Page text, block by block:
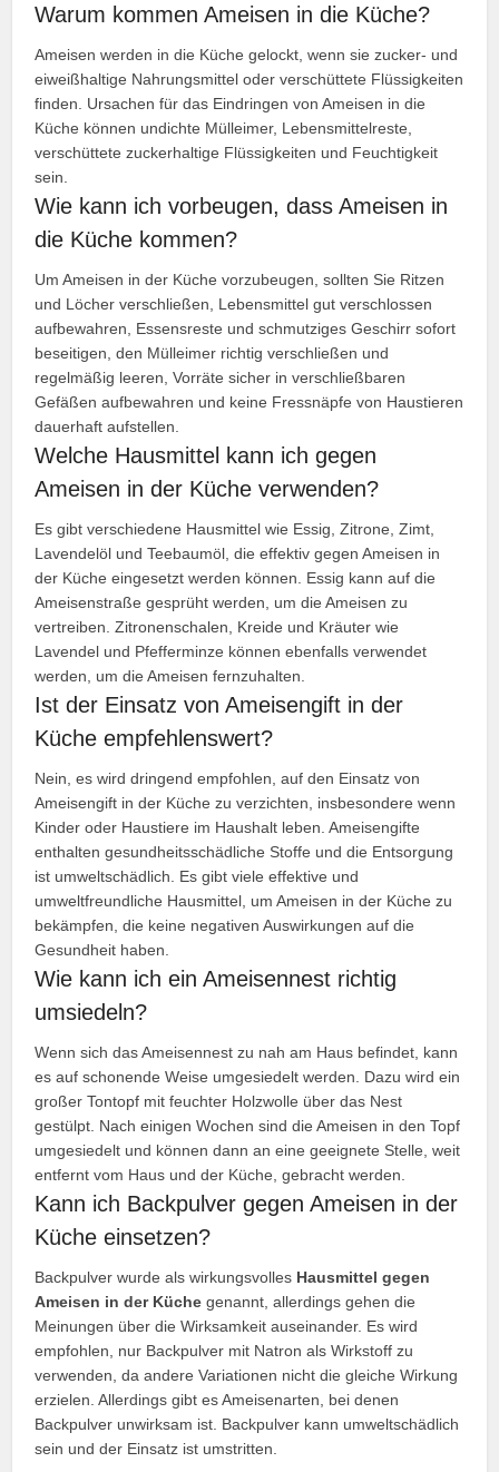
Warum kommen Ameisen in die Küche?
Ameisen werden in die Küche gelockt, wenn sie zucker- und
eiweißhaltige Nahrungsmittel oder verschüttete Flüssigkeiten
finden. Ursachen für das Eindringen von Ameisen in die
Küche können undichte Mülleimer, Lebensmittelreste,
verschüttete zuckerhaltige Flüssigkeiten und Feuchtigkeit
sein.
Wie kann ich vorbeugen, dass Ameisen in
die Küche kommen?
Um Ameisen in der Küche vorzubeugen, sollten Sie Ritzen
und Löcher verschließen, Lebensmittel gut verschlossen
aufbewahren, Essensreste und schmutziges Geschirr sofort
beseitigen, den Mülleimer richtig verschließen und
regelmäßig leeren, Vorräte sicher in verschließbaren
Gefäßen aufbewahren und keine Fressnäpfe von Haustieren
dauerhaft aufstellen.
Welche Hausmittel kann ich gegen
Ameisen in der Küche verwenden?
Es gibt verschiedene Hausmittel wie Essig, Zitrone, Zimt,
Lavendelöl und Teebaumöl, die effektiv gegen Ameisen in
der Küche eingesetzt werden können. Essig kann auf die
Ameisenstraße gesprüht werden, um die Ameisen zu
vertreiben. Zitronenschalen, Kreide und Kräuter wie
Lavendel und Pfefferminze können ebenfalls verwendet
werden, um die Ameisen fernzuhalten.
Ist der Einsatz von Ameisengift in der
Küche empfehlenswert?
Nein, es wird dringend empfohlen, auf den Einsatz von
Ameisengift in der Küche zu verzichten, insbesondere wenn
Kinder oder Haustiere im Haushalt leben. Ameisengifte
enthalten gesundheitsschädliche Stoffe und die Entsorgung
ist umweltschädlich. Es gibt viele effektive und
umweltfreundliche Hausmittel, um Ameisen in der Küche zu
bekämpfen, die keine negativen Auswirkungen auf die
Gesundheit haben.
Wie kann ich ein Ameisennest richtig
umsiedeln?
Wenn sich das Ameisennest zu nah am Haus befindet, kann
es auf schonende Weise umgesiedelt werden. Dazu wird ein
großer Tontopf mit feuchter Holzwolle über das Nest
gestülpt. Nach einigen Wochen sind die Ameisen in den Topf
umgesiedelt und können dann an eine geeignete Stelle, weit
entfernt vom Haus und der Küche, gebracht werden.
Kann ich Backpulver gegen Ameisen in der
Küche einsetzen?
Backpulver wurde als wirkungsvolles Hausmittel gegen
Ameisen in der Küche genannt, allerdings gehen die
Meinungen über die Wirksamkeit auseinander. Es wird
empfohlen, nur Backpulver mit Natron als Wirkstoff zu
verwenden, da andere Variationen nicht die gleiche Wirkung
erzielen. Allerdings gibt es Ameisenarten, bei denen
Backpulver unwirksam ist. Backpulver kann umweltschädlich
sein und der Einsatz ist umstritten.